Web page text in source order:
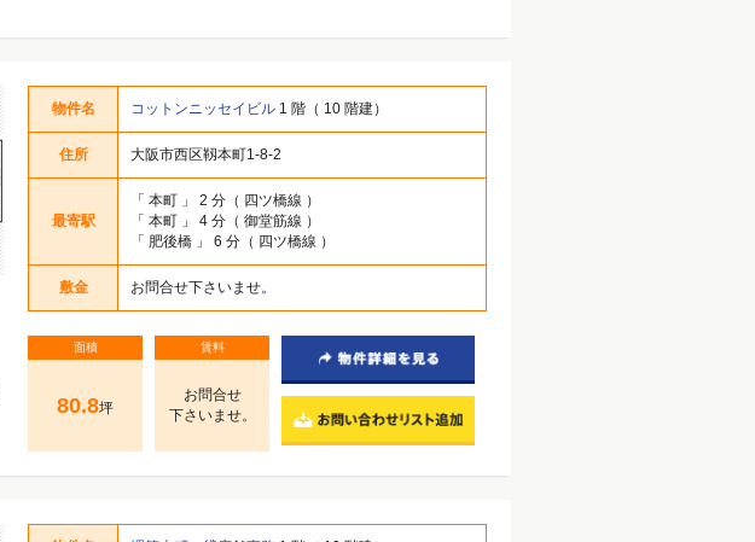
物件名 コットンニッセイビル 1 階（ 10 階建）
住所 大阪市西区靱本町1-8-2
最寄駅
「 本町 」 2 分（ 四ツ橋線 ）
「 本町 」 4 分（ 御堂筋線 ）
「 肥後橋 」 6 分（ 四ツ橋線 ）
敷金 お問合せ下さいませ。
面積
80.8坪
賃料
お問合せ
下さいませ。